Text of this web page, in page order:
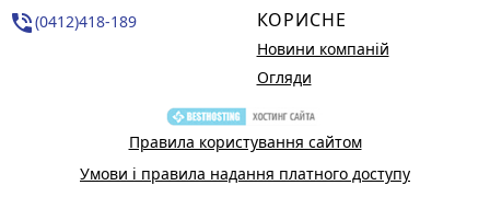
phone_in_talk(0412)418-189 КОРИСНЕ
Новини компаній
Огляди
Правила користування сайтом
Умови і правила надання платного доступу